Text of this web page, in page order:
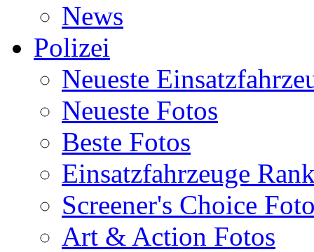
News
Polizei
Neueste
Neueste Fotos
Beste Fotos
Einsatzfahrzeuge
Screener's Choice
Art & Action Fotos